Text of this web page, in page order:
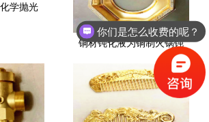
学抛光
铜材钝化液为铜制火锅钝
你们是怎么收费的呢？